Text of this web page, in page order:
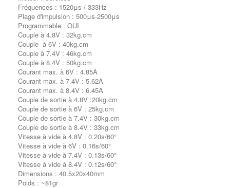
Fréquences : 1520μs / 333Hz
Plage d'impulsion : 500μs-2500μs
Programmable : OUI
Couple à 4.8V : 32kg.cm
Couple à 6V : 40kg.cm
Couple à 7.4V : 46kg.cm
Couple à 8.4V : 50kg.cm
Courant max. à 6V : 4.85A
Courant max. à 7.4V : 5.62A
Courant max. à 8.4V : 6.45A
Couple de sortie à 4.8V :20kg.cm
Couple de sortie à 6V : 25kg.cm
Couple de sortie à 7.4V : 30kg.cm
Couple de sortie à 8.4V : 33kg.cm
Vitesse à vide à 4.8V : 0.20s/60°
Vitesse à vide à 6V : 0.16s/60°
Vitesse à vide à 7.4V : 0.13s/60°
Vitesse à vide à 8.4V : 0.12s/60°
Dimensions : 40.5x20x40mm
Poids : ~81gr